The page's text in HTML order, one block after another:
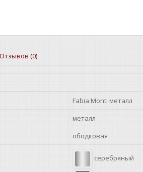
Отзывов (0)
Fabia Monti металл
металл
ободковая
серебряный